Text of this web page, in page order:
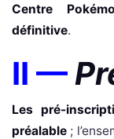
Centre
définitive.
II —
Les pré-
préalable ;